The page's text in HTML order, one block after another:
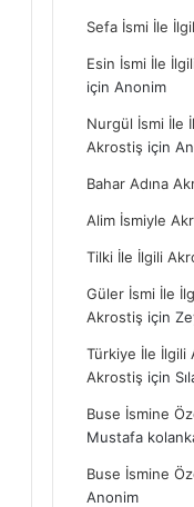
Sefa İsmi İle
Esin İsmi İle
içinAnonim
Nurgül İsmi İle
Akrostiş için
Bahar Adına
Alim İsmiyle
Tilki İle İlgili
Güler İsmi İle
Akrostiş için
Türkiye İle İlgili
Akrostiş için
Buse İsmine
Mustafa
Buse İsmine
Anonim